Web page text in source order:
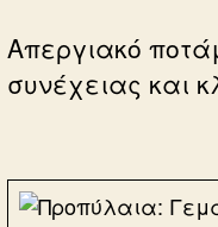
Απεργιακό
συνέχειας και